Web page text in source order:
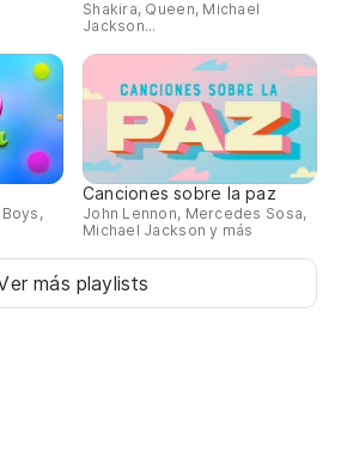
Shakira, Queen, Michael
Jackson...
Canciones sobre la paz
John Lennon, Mercedes Sosa,
Michael Jackson y más
más playlists